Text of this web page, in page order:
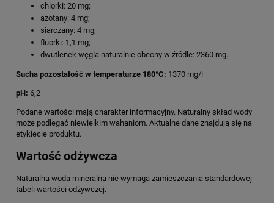
chlorki: 20 mg;
azotany: 4 mg;
siarczany: 4 mg;
fluorki: 1,1 mg;
dwutlenek węgla naturalnie obecny w źródle: 2360 mg.
Sucha pozostałość w temperaturze 180°C: 1370 mg/l
pH: 6,2
Podane wartości mają charakter informacyjny. Naturalny skład wody
może podlegać niewielkim wahaniom. Aktualne dane znajdują się na
etykiecie produktu.
Wartość odżywcza
Naturalna woda mineralna nie wymaga zamieszczania standardowej
tabeli wartości odżywczej.